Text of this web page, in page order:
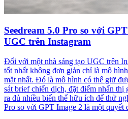
Seedream 5.0 Pro so với
UGC trên Instagram
Đối với một nhà sáng tạo UGC trên
tốt nhất không đơn giản chỉ là mô
mắt nhất. Đó là mô hình có thể giữ
sát brief chiến dịch, đặt điểm nhấn thị
ra đủ nhiều biến thể hữu ích để thử
Pro so với GPT Image 2 là một